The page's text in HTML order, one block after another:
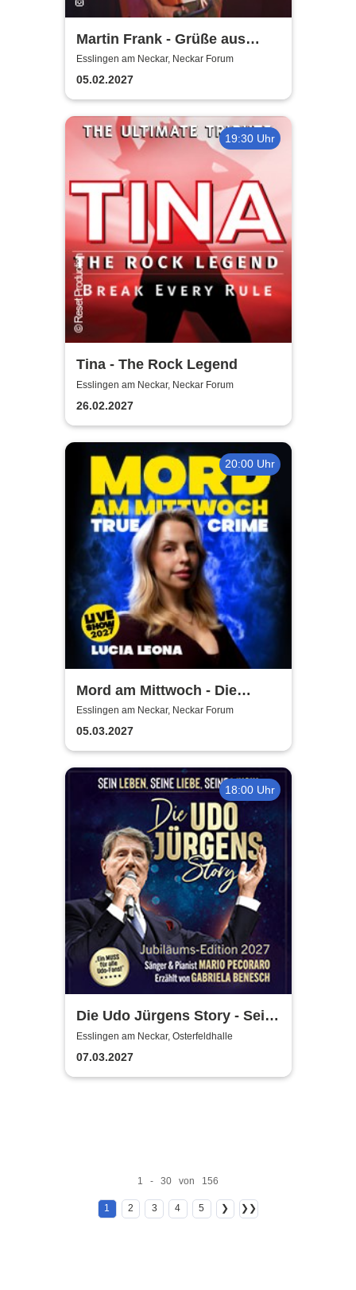
Martin Frank - Grüße aus
Allegro Süd
Esslingen am Neckar, Neckar Forum
05.02.2027
19:30 Uhr
Tina - The Rock Legend
Esslingen am Neckar, Neckar Forum
26.02.2027
20:00 Uhr
Mord am Mittwoch - Die
Crime Show 2027 - Lucia
Leona
Esslingen am Neckar, Neckar Forum
05.03.2027
18:00 Uhr
Die Udo Jürgens Story - Sein
Leben, seine Liebe, seine
Musik! Konzerte 2027
Esslingen am Neckar, Osterfeldhalle
07.03.2027
1 - 30 von 156
1 2 3 4 5 ❯ ❯❯